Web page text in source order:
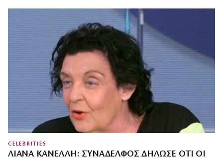
CELEBRITIES
ΛΙΆΝΑ ΚΑΝΈΛΛΗ: ΣΥΝΆΔΕΛΦΟΣ ΔΉΛΩΣΕ ΌΤΙ ΟΙ